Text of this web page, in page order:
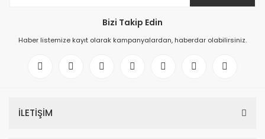
Bizi Takip Edin
Haber listemize kayıt olarak kampanyalardan, haberdar olabilirsiniz.
İLETİŞİM